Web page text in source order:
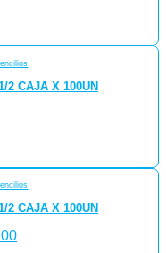
2 CAJA X 100UN
2 CAJA X 100UN